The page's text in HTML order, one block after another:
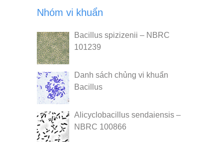
Nhóm vi khuẩn
Bacillus spizizenii – NBRC
101239
Danh sách chủng vi khuẩn
Bacillus
Alicyclobacillus sendaiensis –
NBRC 100866